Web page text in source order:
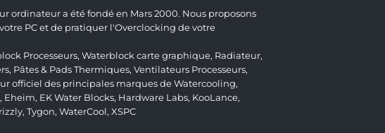
ordinateur a été fondé en Mars 2000. Nous proposons
PC et de pratiquer l'Overclocking de votre
Processeurs, Waterblock carte graphique, Radiateur,
, Pâtes & Pads Thermiques, Ventilateurs Processeurs,
officiel des principales marques de Watercooling,
, Eheim, EK Water Blocks, Hardware Labs, KooLance,
, Tygon, WaterCool, XSPC